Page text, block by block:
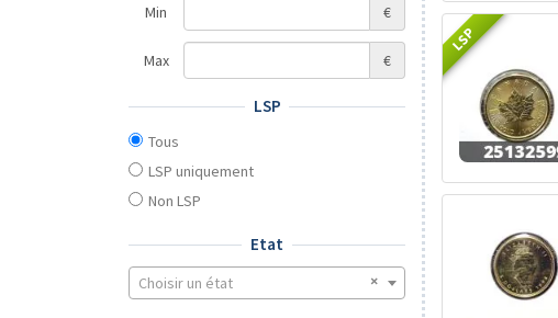
Min €
Max €
LSP
Tous
LSP uniquement
Non LSP
Etat
Choisir un état
LSP